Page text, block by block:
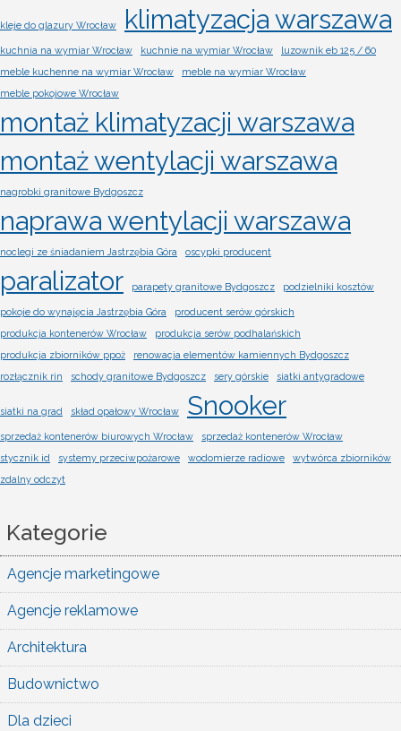
kleje do glazury Wrocław klimatyzacja warszawa
kuchnia na wymiar Wrocław kuchnie na wymiar Wrocław
luzownik eb 125 / 60
meble kuchenne na wymiar Wrocław
meble na wymiar Wrocław
meble pokojowe Wrocław
montaż klimatyzacji warszawa
montaż wentylacji warszawa
nagrobki granitowe Bydgoszcz
naprawa wentylacji warszawa
noclegi ze śniadaniem Jastrzębia Góra oscypki producent
paralizator parapety granitowe Bydgoszcz podzielniki kosztów
pokoje do wynajęcia Jastrzębia Góra
producent serów górskich
produkcja kontenerów Wrocław
produkcja serów podhalańskich
produkcja zbiorników ppoż
renowacja elementów kamiennych Bydgoszcz
rozłącznik rin
schody granitowe Bydgoszcz sery górskie siatki antygradowe
siatki na grad skład opałowy Wrocław Snooker
sprzedaż kontenerów biurowych Wrocław
sprzedaż kontenerów Wrocław
stycznik id
systemy przeciwpożarowe wodomierze radiowe
wytwórca zbiorników
zdalny odczyt
Kategorie
Agencje marketingowe
Agencje reklamowe
Architektura
Budownictwo
Dla dzieci